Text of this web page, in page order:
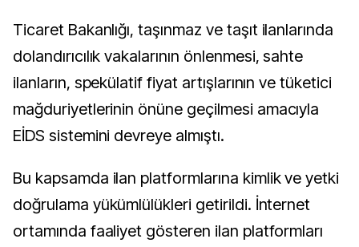
Ticaret Bakanlığı, taşınmaz ve taşıt ilanlarında
dolandırıcılık vakalarının önlenmesi, sahte
ilanların, spekülatif fiyat artışlarının ve tüketici
mağduriyetlerinin önüne geçilmesi amacıyla
EİDS sistemini devreye almıştı.
Bu kapsamda ilan platformlarına kimlik ve yetki
doğrulama yükümlülükleri getirildi. İnternet
ortamında faaliyet gösteren ilan platformları